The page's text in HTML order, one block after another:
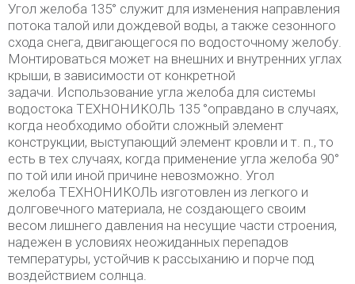
Угол желоба 135° служит для изменения направления
потока талой или дождевой воды, а также сезонного
схода снега, двигающегося по водосточному желобу.
Монтироваться может на внешних и внутренних углах
крыши, в зависимости от конкретной
задачи. Использование угла желоба для системы
водостока ТЕХНОНИКОЛЬ 135 °оправдано в случаях,
когда необходимо обойти сложный элемент
конструкции, выступающий элемент кровли и т. п., то
есть в тех случаях, когда применение угла желоба 90°
по той или иной причине невозможно. Угол
желоба ТЕХНОНИКОЛЬ изготовлен из легкого и
долговечного материала, не создающего своим
весом лишнего давления на несущие части строения,
надежен в условиях неожиданных перепадов
температуры, устойчив к рассыханию и порче под
воздействием солнца.